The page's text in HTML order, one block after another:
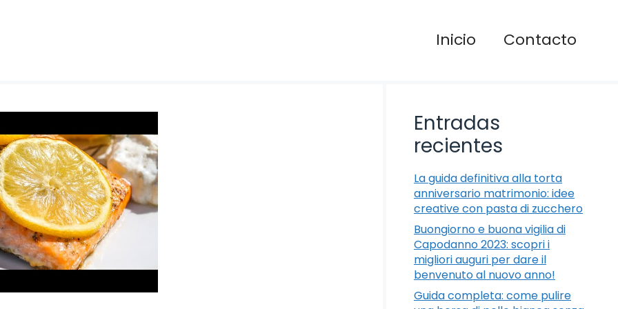
Inicio Contacto
Entradas
recientes
La guida definitiva alla torta
anniversario matrimonio: idee
creative con pasta di zucchero
Buongiorno e buona vigilia di
Capodanno 2023: scopri i
migliori auguri per dare il
benvenuto al nuovo anno!
Guida completa: come pulire